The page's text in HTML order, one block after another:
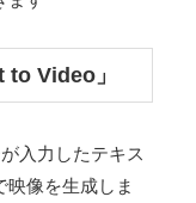
to Video」
入力したテキス
映像を生成しま